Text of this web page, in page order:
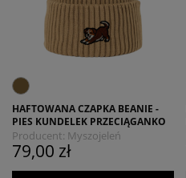
HAFTOWANA CZAPKA BEANIE -
PIES KUNDELEK PRZECIĄGANKO
Producent: Myszojeleń
79,00 zł